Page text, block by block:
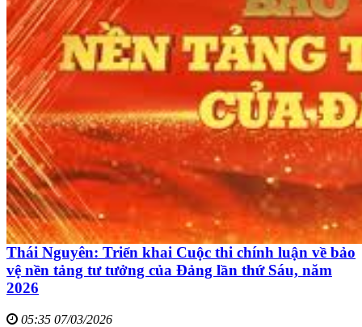
Thái Nguyên: Triển khai Cuộc thi chính luận về bảo
vệ nền tảng tư tưởng của Đảng lần thứ Sáu, năm
2026
05:35 07/03/2026